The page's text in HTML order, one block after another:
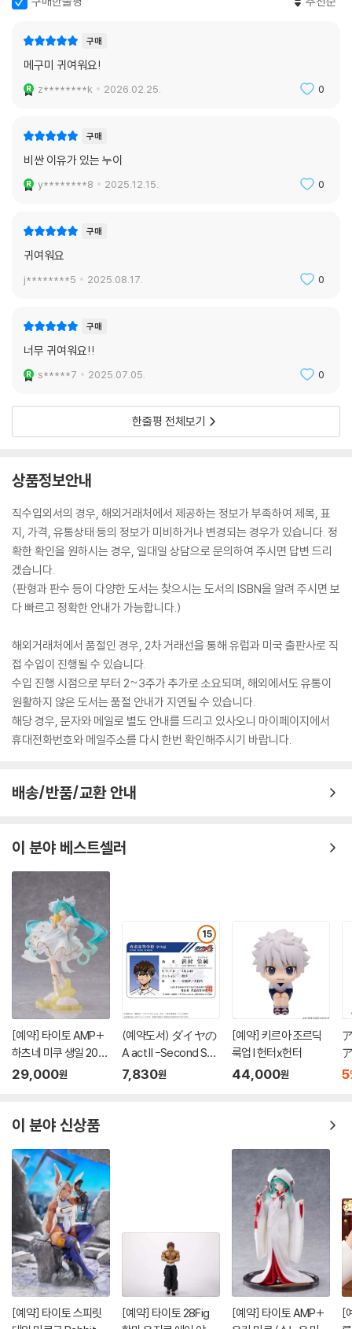
구매
메구미 귀여워요!
z********k 2026.02.25. 0
구매
비싼 이유가 있는 누이
y********8 2025.12.15. 0
구매
귀여워요
j********5 2025.08.17. 0
구매
너무 귀여워요!!
s*****7 2025.07.05. 0
한줄평 전체보기
상품정보안내
직수입외서의 경우, 해외거래처에서 제공하는 정보가 부족하여 제목, 표
지, 가격, 유통상태 등의 정보가 미비하거나 변경되는 경우가 있습니다. 정
확한 확인을 원하시는 경우, 일대일 상담으로 문의하여 주시면 답변 드리
겠습니다.
(판형과 판수 등이 다양한 도서는 찾으시는 도서의 ISBN을 알려 주시면 보
다 빠르고 정확한 안내가 가능합니다.)
해외거래처에서 품절인 경우, 2차 거래선을 통해 유럽과 미국 출판사로 직
접 수입이 진행될 수 있습니다.
수입 진행 시점으로 부터 2~3주가 추가로 소요되며, 해외에서도 유통이
원활하지 않은 도서는 품절 안내가 지연될 수 있습니다.
해당 경우, 문자와 메일로 별도 안내를 드리고 있사오니 마이페이지에서
휴대전화번호와 메일주소를 다시 한번 확인해주시기 바랍니다.
배송/반품/교환 안내
이 분야 베스트셀러
[예약] 타이토 AMP+
하츠네 미쿠 생일 202
6 Star Dreamy 버전 l
29,000원
15
(예약도서) ダイヤの
A act II -Second Sea
son- 學生?風カ-ド
7,830원
[예약] 키르아 조르딕
룩업 l 헌터x헌터
44,000원 5
이 분야 신상품
[예약] 타이토 스피릿
[예약] 타이토 28Fig
[예약] 타이토 AMP+
[